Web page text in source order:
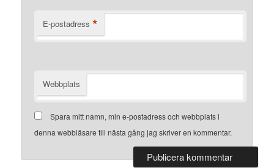
E-postadress *
Webbplats
Spara mitt namn, min e-postadress och webbplats i
denna webbläsare till nästa gång jag skriver en kommentar.